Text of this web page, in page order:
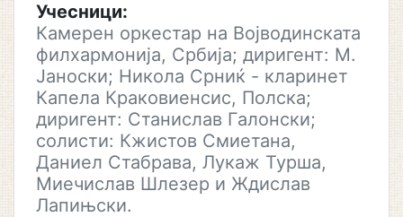
Учесници:
Камерен оркестар на Војводинската
филхармонија, Србија; диригент: М.
Јаноски; Никола Срниќ - кларинет
Капела Краковиенсис, Полска;
диригент: Станислав Галонски;
солисти: Кжистов Смиетана,
Даниел Стабрава, Лукаж Турша,
Миечислав Шлезер и Ждислав
Лапињски.